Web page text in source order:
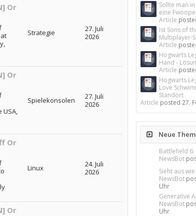
Or
Strategie
27. Juli
2026
Or
Spielekonsolen
27. Juli
2026
Or
Linux
24. Juli
2026
Or
Sollte man
eine
Article
Ist Sons of
Multiplayer-
Article
Hogwarts
Hand -
Article
Hogwarts
Love
Standort
Article posted27.
Neue
Battlefield 6:
NewsBot
Sieht aus
NewsBot
Uhr
Generative
NewsBot
Uhr